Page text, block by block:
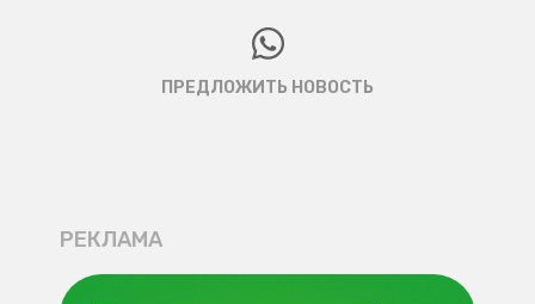
ПРЕДЛОЖИТЬ НОВОСТЬ
РЕКЛАМА